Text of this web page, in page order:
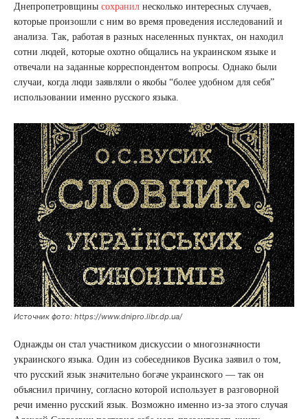
Днепропетровщины сохранил несколько интересных случаев,
которые произошли с ним во время проведения исследований и
анализа. Так, работая в разных населенных пунктах, он находил
сотни людей, которые охотно общались на украинском языке и
отвечали на заданные корреспондентом вопросы. Однако были
случаи, когда люди заявляли о якобы “более удобном для себя”
использовании именно русского языка.
Источник фото: https://www.dnipro.libr.dp.ua/
Однажды он стал участником дискуссии о многозначности
украинского языка. Один из собеседников Вусика заявил о том,
что русский язык значительно богаче украинского — так он
объяснил причину, согласно которой использует в разговорной
речи именно русский язык. Возможно именно из-за этого случая